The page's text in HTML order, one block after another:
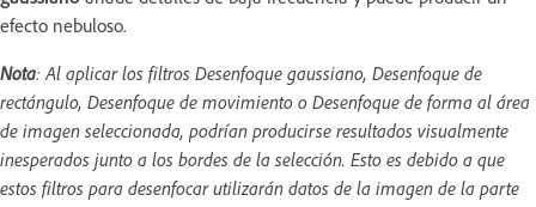
efecto nebuloso.
Nota: Al aplicar los filtros Desenfoque gaussiano, Desenfoque de
rectángulo, Desenfoque de movimiento o Desenfoque de forma al área
de imagen seleccionada, podrían producirse resultados visualmente
inesperados junto a los bordes de la selección. Esto es debido a que
estos filtros para desenfocar utilizarán datos de la imagen de la parte